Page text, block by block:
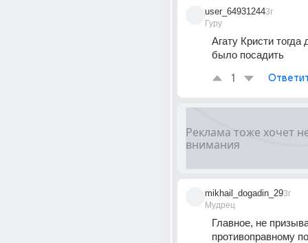
user_64931244
Гуру
3г
Агату Кристи тогда
было посадить
1
mikhail_dogadin_29
Мудрец
3г
Главное, не
противоправному